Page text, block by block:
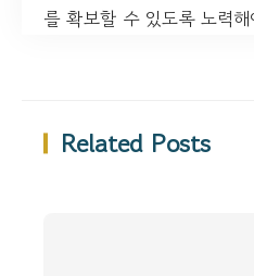
를 확보할 수 있도록 노력
Related Posts